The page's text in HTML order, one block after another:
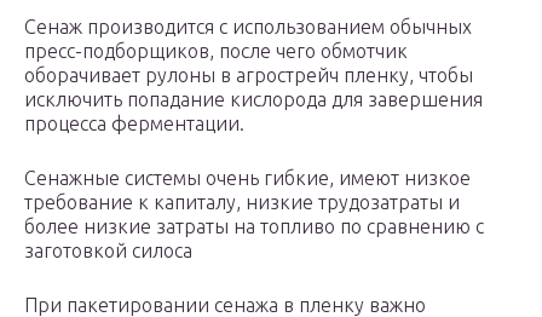
Сенаж производится с использованием обычных
пресс-подборщиков, после чего обмотчик
оборачивает рулоны в агрострейч пленку, чтобы
исключить попадание кислорода для завершения
процесса ферментации.
Сенажные системы очень гибкие, имеют низкое
требование к капиталу, низкие трудозатраты и
более низкие затраты на топливо по сравнению с
заготовкой силоса
При пакетировании сенажа в пленку важно